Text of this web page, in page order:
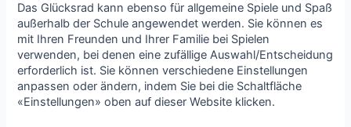
Das Glücksrad kann ebenso für allgemeine Spiele und Spaß
außerhalb der Schule angewendet werden. Sie können es
mit Ihren Freunden und Ihrer Familie bei Spielen
verwenden, bei denen eine zufällige Auswahl/Entscheidung
erforderlich ist. Sie können verschiedene Einstellungen
anpassen oder ändern, indem Sie bei die Schaltfläche
«Einstellungen» oben auf dieser Website klicken.